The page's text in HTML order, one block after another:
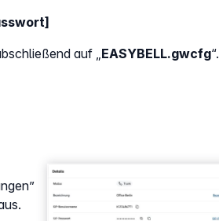
auf „EASYBELL.gwcfg“.
Show larger version